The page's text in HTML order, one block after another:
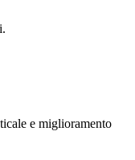
e miglioramento